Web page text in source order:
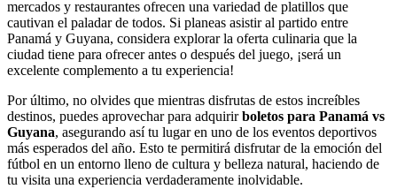
mercados y restaurantes ofrecen una variedad de platillos que
cautivan el paladar de todos. Si planeas asistir al partido entre
Panamá y Guyana, considera explorar la oferta culinaria que la
ciudad tiene para ofrecer antes o después del juego, ¡será un
excelente complemento a tu experiencia!
Por último, no olvides que mientras disfrutas de estos increíbles
destinos, puedes aprovechar para adquirirboletos para Panamá vs
Guyana, asegurando así tu lugar en uno de los eventos deportivos
más esperados del año. Esto te permitirá disfrutar de la emoción del
fútbol en un entorno lleno de cultura y belleza natural, haciendo de
tu visita una experiencia verdaderamente inolvidable.